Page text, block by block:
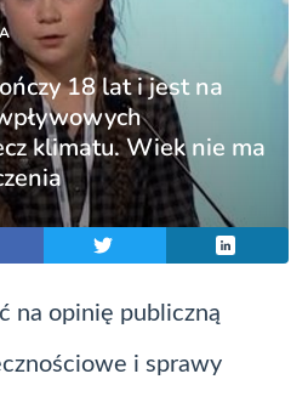
18 lat i jest na
klimatu. Wiek nie ma
na opinię publiczną
i sprawy